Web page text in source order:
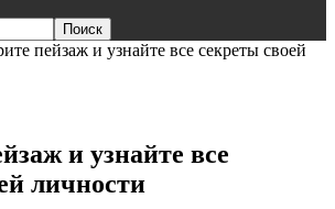
пейзаж и узнайте все секреты своей
и узнайте все
личности